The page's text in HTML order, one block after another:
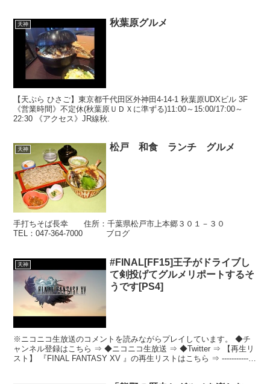
天神 秋葉原グルメ
【天ぷら ひさご】東京都千代田区外神田4-14-1 秋葉原UDXビル 3F
《営業時間》不定休(秋葉原ＵＤＸに準ずる)11:00～15:00/17:00～
22:30 《アクセス》JR線秋.
天神 松戸 和食 ランチ グルメ
手打ちそば長幸 住所：千葉県松戸市上本郷３０１－３０
TEL：047-364-7000 ブログ
天神
#FINAL[FF15]王子がドライブし
て剣投げてグルメリポートするそ
うです[PS4]
※ニコニコ生放送のコメントを読みながらプレイしています。 ◆チ
ャンネル登録はこちら ⇒ ◆ニコニコ生放送 ⇒ ◆Twitter ⇒ 【再生リ
スト】 『FINAL FANTASY XV 』の再生リストはこちら ⇒ -------------